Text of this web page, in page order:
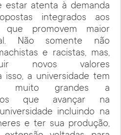
estar atenta à demanda
integrados aos
que promovem maior
Não somente não
e racistas, mas,
novos valores
isso, a universidade tem
muito grandes a
que avançar na
incluindo na
e ter sua produção,